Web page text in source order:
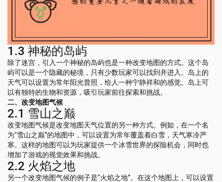
1.3 神秘的岛屿
除了迷宫，引入一个神秘的岛屿也是一种改变地图的方式。这个岛
屿可以是一个隐藏的秘境，只有少数玩家可以找到并进入。岛上的
天气可以设置为常年阳光普照，给人一种宁静祥和的感觉。岛上可
以有独特的生物和资源，吸引玩家前往探索和挑战。
二、改变地图气候
2.1 雪山之巅
改变地图气候是改变地图天气位置的另一种方式。例如，在一个名
为“雪山之巅”的地图中，可以设置为常年覆盖着白雪，天气寒冷严
寒。这样的地图可以为玩家提供一个冰雪世界的探险机会，同时也
增加了游戏的视觉效果和挑战。
2.2 火焰之地
另一个改变地图气候的例子是“火焰之地”。在这个地图上，可以设置